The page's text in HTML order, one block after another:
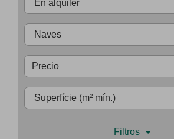
Precio
Filtros